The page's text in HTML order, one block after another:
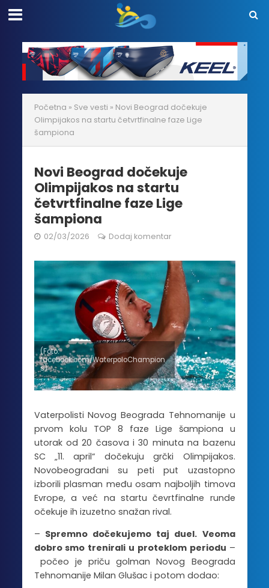
Početna » Sve vesti » Novi Beograd dočekuje
Olimpijakos na startu četvrtfinalne faze Lige
šampiona
Novi Beograd dočekuje
Olimpijakos na startu
četvrtfinalne faze Lige
šampiona
02/03/2026 Dodaj komentar
(Foto:
facebook.com/WaterpoloChampion
s)
Vaterpolisti Novog Beograda Tehnomanije u
prvom kolu TOP 8 faze Lige šampiona u
utorak od 20 časova i 30 minuta na bazenu
SC „11. april“ dočekuju grčki Olimpijakos.
Novobeograđani su peti put uzastopno
izborili plasman među osam najboljih timova
Evrope, a već na startu čevrtfinalne runde
očekuje ih izuzetno snažan rival.
– Spremno dočekujemo taj duel. Veoma
dobro smo trenirali u proteklom periodu –
počeo je priču golman Novog Beograda
Tehnomanije Milan Glušac i potom dodao: